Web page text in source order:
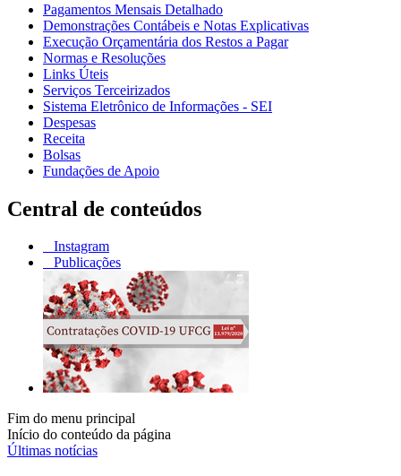
Pagamentos Mensais Detalhado
Demonstrações Contábeis e Notas Explicativas
Execução Orçamentária dos Restos a Pagar
Normas e Resoluções
Links Úteis
Serviços Terceirizados
Sistema Eletrônico de Informações - SEI
Despesas
Receita
Bolsas
Fundações de Apoio
Central de conteúdos
Instagram
Publicações
Fim do menu principal
Início do conteúdo da página
Últimas notícias